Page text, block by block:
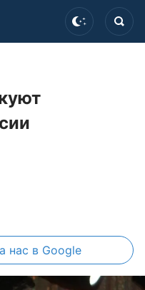
нас в Google